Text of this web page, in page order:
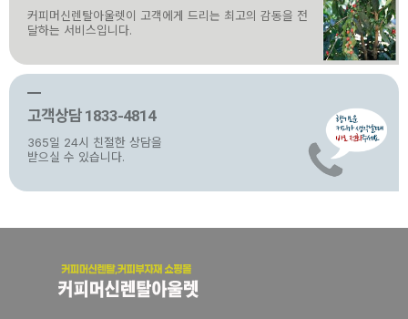
커피머신렌탈아울렛이 고객에게 드리는 최고의 감동을 전
달하는 서비스입니다.
고객상담 1833-4814
365일 24시 친절한 상담을
받으실 수 있습니다.